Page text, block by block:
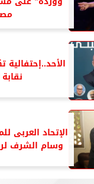
الإتحاد العربى
وسام الشرف